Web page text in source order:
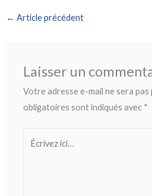
← Article précédent
Laisser un
Votre adresse e-mail ne sera pas
obligatoires sont indiqués avec *